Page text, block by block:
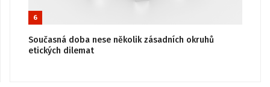
6
Současná doba nese několik zásadních okruhů
etických dilemat